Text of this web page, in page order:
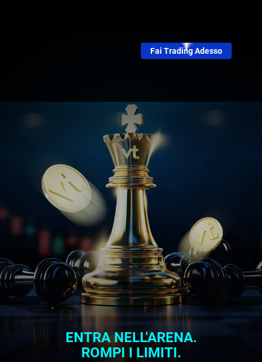
Fai Trading Adesso
ENTRA NELL'ARENA.
ROMPI I LIMITI.